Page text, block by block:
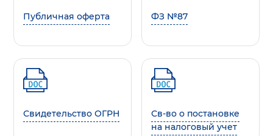
Публичная оферта ФЗ №87
Свидетельство ОГРН
Св-во о постановке
на налоговый учет